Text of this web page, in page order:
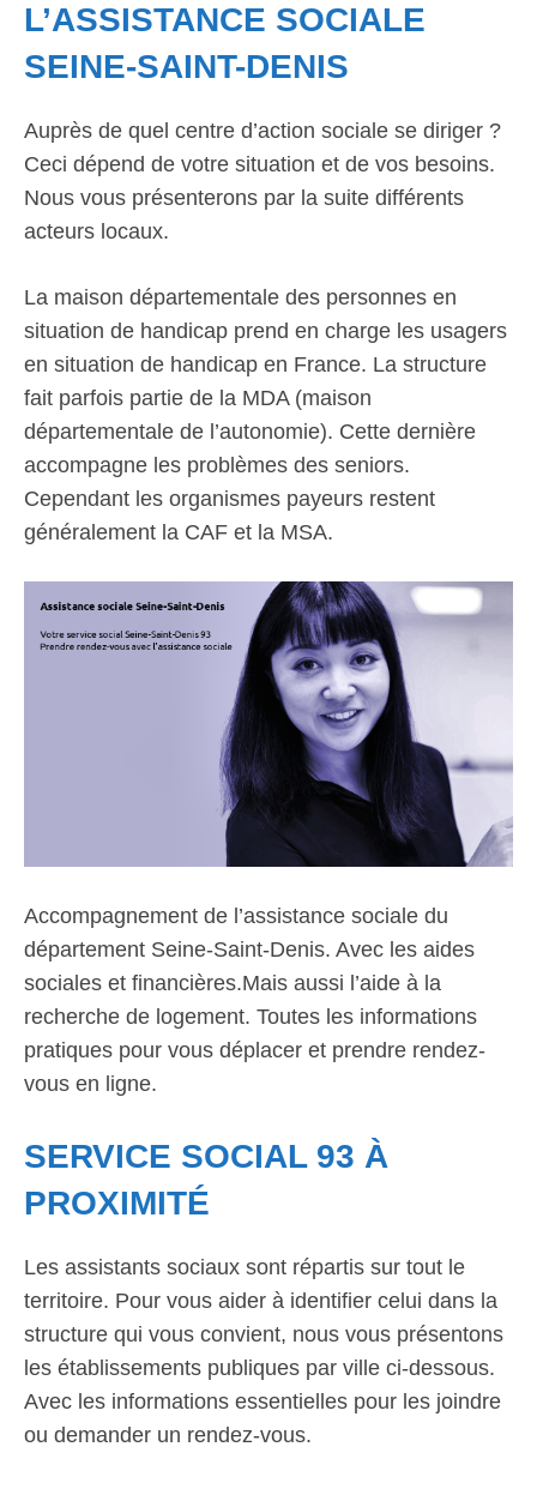
L’ASSISTANCE SOCIALE
SEINE-SAINT-DENIS
Auprès de quel centre d’action sociale se diriger ?
Ceci dépend de votre situation et de vos besoins.
Nous vous présenterons par la suite différents
acteurs locaux.
La maison départementale des personnes en
situation de handicap prend en charge les usagers
en situation de handicap en France. La structure
fait parfois partie de la MDA (maison
départementale de l’autonomie). Cette dernière
accompagne les problèmes des seniors.
Cependant les organismes payeurs restent
généralement la CAF et la MSA.
Accompagnement de l’assistance sociale du
département Seine-Saint-Denis. Avec les aides
sociales et financières.Mais aussi l’aide à la
recherche de logement. Toutes les informations
pratiques pour vous déplacer et prendre rendez-
vous en ligne.
SERVICE SOCIAL 93 À
PROXIMITÉ
Les assistants sociaux sont répartis sur tout le
territoire. Pour vous aider à identifier celui dans la
structure qui vous convient, nous vous présentons
les établissements publiques par ville ci-dessous.
Avec les informations essentielles pour les joindre
ou demander un rendez-vous.